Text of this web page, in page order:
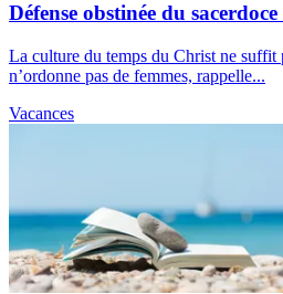
Défense obstinée du
La culture du temps du Christ ne suffit
n’ordonne pas de femmes, rappelle...
Vacances